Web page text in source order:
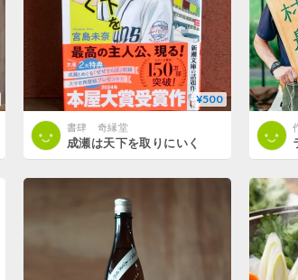
¥500
書肆 奇縁堂
成瀬は天下を取りにいく